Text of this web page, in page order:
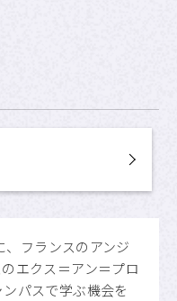
、フランスのアンジ
エクス＝アン＝プロ
パスで学ぶ機会を